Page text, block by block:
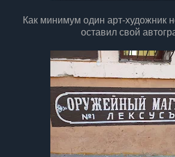
Как минимум один арт-художник
оставил свой